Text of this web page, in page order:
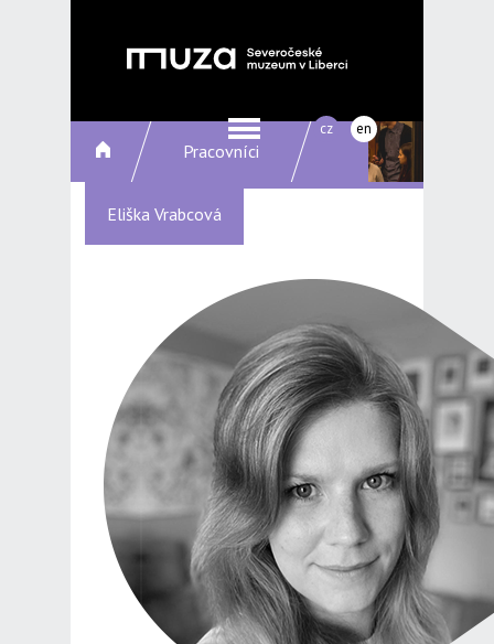
cz en
Pracovníci
Eliška Vrabcová